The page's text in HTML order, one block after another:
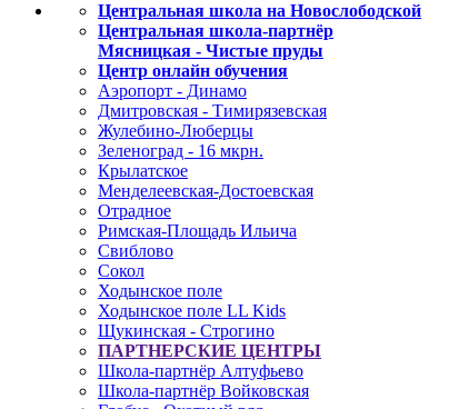
Центральная школа на Новослободской
Центральная школа-партнёр
Мясницкая - Чистые пруды
Центр онлайн обучения
Аэропорт - Динамо
Дмитровская - Тимирязевская
Жулебино-Люберцы
Зеленоград - 16 мкрн.
Крылатское
Менделеевская-Достоевская
Отрадное
Римская-Площадь Ильича
Свиблово
Сокол
Ходынское поле
Ходынское поле LL Kids
Щукинская - Строгино
ПАРТНЕРСКИЕ ЦЕНТРЫ
Школа-партнёр Алтуфьево
Школа-партнёр Войковская